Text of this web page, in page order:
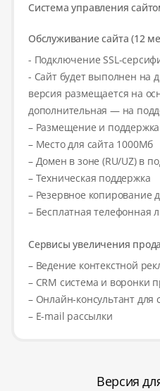
Система управления
Обслуживание сайта (12
- Подключение SSL-
- Сайт будет выполнен на
версия размещается на
дополнительная — на
– Размещение и
– Место для сайта 1000Мб
– Домен в зоне (RU/UZ) в
– Техническая поддержка
– Резервное копирование
– Бесплатная телефонная
Сервисы увеличения
– Ведение контекстной
– CRM система и воронки
– Онлайн-консультант для
– E-mail рассылки
Версия